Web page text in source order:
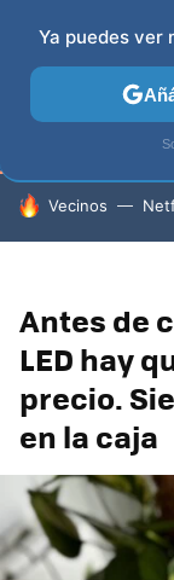
TELEVISORES
HOY SE HABLA
Vecinos
Antes de
LED hay
precio.
en la caja
Ya puedes ver